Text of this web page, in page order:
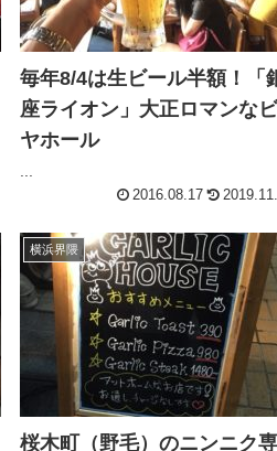
毎年8/4は生ビール半額！「
座ライオン」大正ロマンなビ
ヤホール
2016.08.17
横浜界隈
桜木町（野毛）のニンニク専